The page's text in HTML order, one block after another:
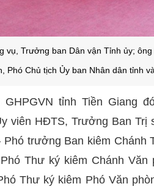
vụ, Trưởng ban Dân vận Tỉnh ủy;
Phó Chủ tịch Ủy ban Nhân dân tỉnh
tỉnh Tiền Giang
viên HĐTS, Trưởng Ban Trị
trưởng Ban kiêm Chánh
Thư ký kiêm Chánh Văn
Thư ký kiêm Phó Văn